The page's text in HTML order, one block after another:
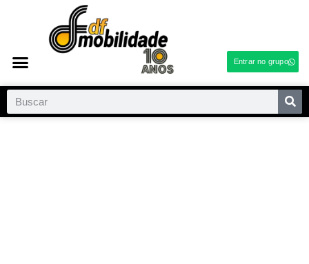
Entrar no grupo